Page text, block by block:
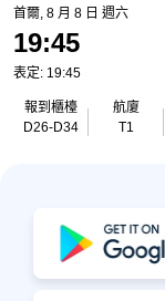
首爾, 8 月 8 日 週六
19:45
表定: 19:45
報到櫃檯
D26-D34
航廈
T1